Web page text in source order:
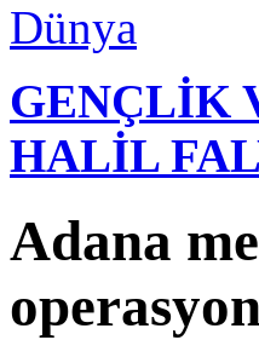
Dünya
GENÇLİK
HALİL
Adana